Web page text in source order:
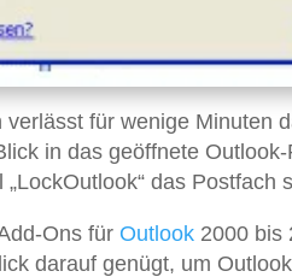
für wenige Minuten
in das geöffnete
das Postfach
Ons für Outlook 2000 bis
darauf genügt, um